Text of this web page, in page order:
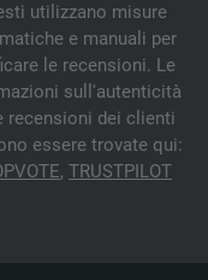
utilizzano misure
e manuali per
le recensioni. Le
sull'autenticità
recensioni dei clienti
essere trovate qui:
, TRUSTPILOT